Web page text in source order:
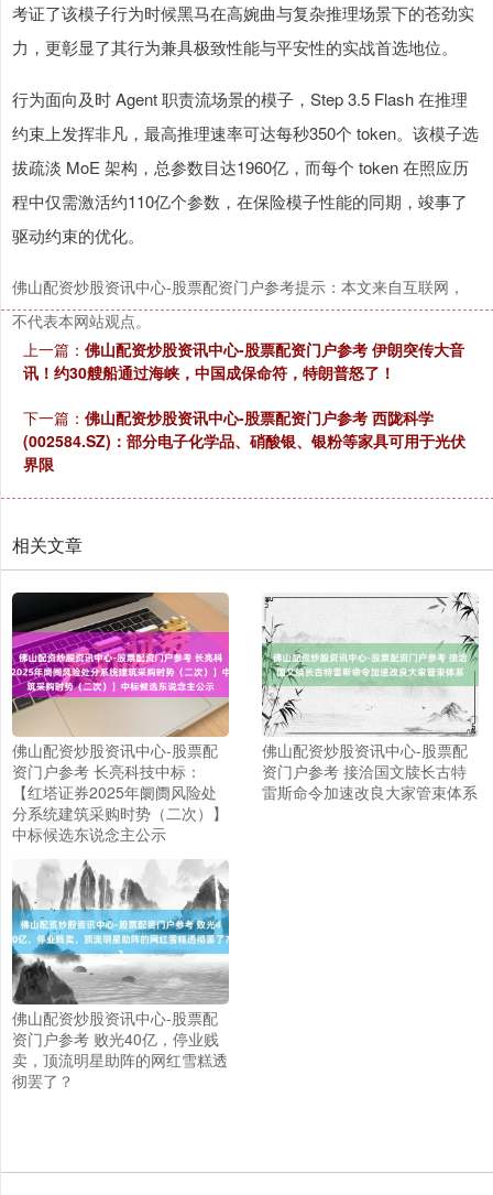
考证了该模子行为时候黑马在高婉曲与复杂推理场景下的苍劲实
力，更彰显了其行为兼具极致性能与平安性的实战首选地位。
行为面向及时 Agent 职责流场景的模子，Step 3.5 Flash 在推理
约束上发挥非凡，最高推理速率可达每秒350个 token。该模子选
拔疏淡 MoE 架构，总参数目达1960亿，而每个 token 在照应历
程中仅需激活约110亿个参数，在保险模子性能的同期，竣事了
驱动约束的优化。
佛山配资炒股资讯中心-股票配资门户参考提示：本文来自互联网，
不代表本网站观点。
上一篇： 佛山配资炒股资讯中心-股票配资门户参考 伊朗突传大音
讯！约30艘船通过海峡，中国成保命符，特朗普怒了！
下一篇： 佛山配资炒股资讯中心-股票配资门户参考 西陇科学
(002584.SZ)：部分电子化学品、硝酸银、银粉等家具可用于光伏
界限
相关文章
佛山配资炒股资讯中心-股票配
资门户参考 长亮科技中标：
【红塔证券2025年阛阓风险处
分系统建筑采购时势（二次）】
中标候选东说念主公示
佛山配资炒股资讯中心-股票配
资门户参考 接洽国文牍长古特
雷斯命令加速改良大家管束体系
佛山配资炒股资讯中心-股票配
资门户参考 败光40亿，停业贱
卖，顶流明星助阵的网红雪糕透
彻罢了？
上证综指 3940.04